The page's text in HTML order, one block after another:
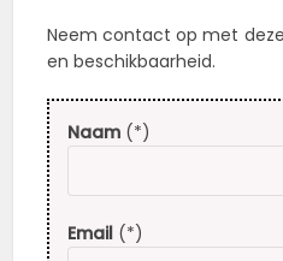
Neem contact op met
en beschikbaarheid.
Naam(*)
Email(*)